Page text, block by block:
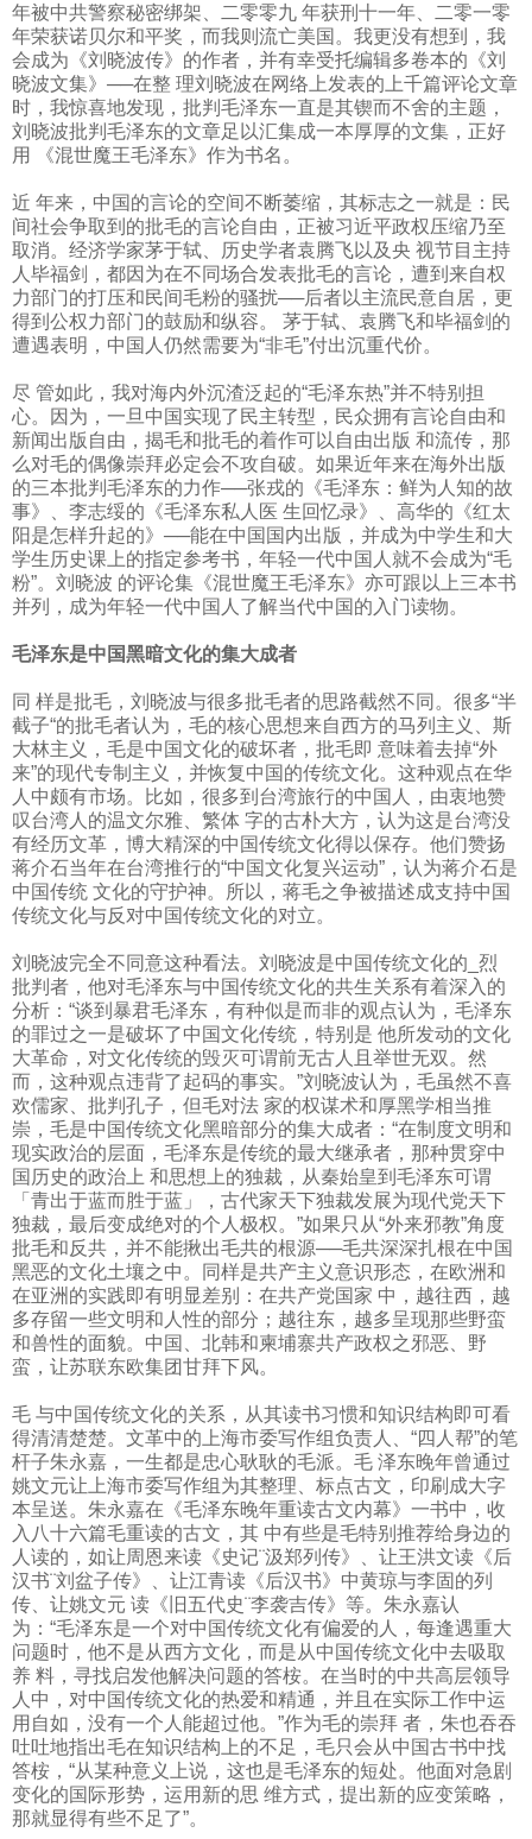
年被中共警察秘密绑架、二零零九 年获刑十一年、二零一零
年荣获诺贝尔和平奖，而我则流亡美国。我更没有想到，我
会成为《刘晓波传》的作者，并有幸受托编辑多卷本的《刘
晓波文集》──在整 理刘晓波在网络上发表的上千篇评论文章
时，我惊喜地发现，批判毛泽东一直是其锲而不舍的主题，
刘晓波批判毛泽东的文章足以汇集成一本厚厚的文集，正好
用 《混世魔王毛泽东》作为书名。
近 年来，中国的言论的空间不断萎缩，其标志之一就是：民
间社会争取到的批毛的言论自由，正被习近平政权压缩乃至
取消。经济学家茅于轼、历史学者袁腾飞以及央 视节目主持
人毕福剑，都因为在不同场合发表批毛的言论，遭到来自权
力部门的打压和民间毛粉的骚扰──后者以主流民意自居，更
得到公权力部门的鼓励和纵容。 茅于轼、袁腾飞和毕福剑的
遭遇表明，中国人仍然需要为“非毛”付出沉重代价。
尽 管如此，我对海内外沉渣泛起的“毛泽东热”并不特别担
心。因为，一旦中国实现了民主转型，民众拥有言论自由和
新闻出版自由，揭毛和批毛的着作可以自由出版 和流传，那
么对毛的偶像崇拜必定会不攻自破。如果近年来在海外出版
的三本批判毛泽东的力作──张戎的《毛泽东：鲜为人知的故
事》、李志绥的《毛泽东私人医 生回忆录》、高华的《红太
阳是怎样升起的》──能在中国国内出版，并成为中学生和大
学生历史课上的指定参考书，年轻一代中国人就不会成为“毛
粉”。刘晓波 的评论集《混世魔王毛泽东》亦可跟以上三本书
并列，成为年轻一代中国人了解当代中国的入门读物。
毛泽东是中国黑暗文化的集大成者
同 样是批毛，刘晓波与很多批毛者的思路截然不同。很多“半
截子“的批毛者认为，毛的核心思想来自西方的马列主义、斯
大林主义，毛是中国文化的破坏者，批毛即 意味着去掉“外
来”的现代专制主义，并恢复中国的传统文化。这种观点在华
人中颇有市场。比如，很多到台湾旅行的中国人，由衷地赞
叹台湾人的温文尔雅、繁体 字的古朴大方，认为这是台湾没
有经历文革，博大精深的中国传统文化得以保存。他们赞扬
蒋介石当年在台湾推行的“中国文化复兴运动”，认为蒋介石是
中国传统 文化的守护神。所以，蒋毛之争被描述成支持中国
传统文化与反对中国传统文化的对立。
刘晓波完全不同意这种看法。刘晓波是中国传统文化的 烈
批判者，他对毛泽东与中国传统文化的共生关系有着深入的
分析：“谈到暴君毛泽东，有种似是而非的观点认为，毛泽东
的罪过之一是破坏了中国文化传统，特别是 他所发动的文化
大革命，对文化传统的毁灭可谓前无古人且举世无双。然
而，这种观点违背了起码的事实。”刘晓波认为，毛虽然不喜
欢儒家、批判孔子，但毛对法 家的权谋术和厚黑学相当推
崇，毛是中国传统文化黑暗部分的集大成者：“在制度文明和
现实政治的层面，毛泽东是传统的最大继承者，那种贯穿中
国历史的政治上 和思想上的独裁，从秦始皇到毛泽东可谓
「青出于蓝而胜于蓝」，古代家天下独裁发展为现代党天下
独裁，最后变成绝对的个人极权。”如果只从“外来邪教”角度
批毛和反共，并不能揪出毛共的根源──毛共深深扎根在中国
黑恶的文化土壤之中。同样是共产主义意识形态，在欧洲和
在亚洲的实践即有明显差别：在共产党国家 中，越往西，越
多存留一些文明和人性的部分；越往东，越多呈现那些野蛮
和兽性的面貌。中国、北韩和柬埔寨共产政权之邪恶、野
蛮，让苏联东欧集团甘拜下风。
毛 与中国传统文化的关系，从其读书习惯和知识结构即可看
得清清楚楚。文革中的上海市委写作组负责人、“四人帮”的笔
杆子朱永嘉，一生都是忠心耿耿的毛派。毛 泽东晚年曾通过
姚文元让上海市委写作组为其整理、标点古文，印刷成大字
本呈送。朱永嘉在《毛泽东晚年重读古文内幕》一书中，收
入八十六篇毛重读的古文，其 中有些是毛特别推荐给身边的
人读的，如让周恩来读《史记¨汲郑列传》、让王洪文读《后
汉书¨刘盆子传》、让江青读《后汉书》中黄琼与李固的列
传、让姚文元 读《旧五代史¨李袭吉传》等。朱永嘉认
为：“毛泽东是一个对中国传统文化有偏爱的人，每逢遇重大
问题时，他不是从西方文化，而是从中国传统文化中去吸取
养 料，寻找启发他解决问题的答桉。在当时的中共高层领导
人中，对中国传统文化的热爱和精通，并且在实际工作中运
用自如，没有一个人能超过他。”作为毛的崇拜 者，朱也吞吞
吐吐地指出毛在知识结构上的不足，毛只会从中国古书中找
答桉，“从某种意义上说，这也是毛泽东的短处。他面对急剧
变化的国际形势，运用新的思 维方式，提出新的应变策略，
那就显得有些不足了”。